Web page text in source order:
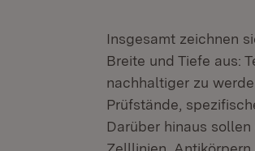
Insgesamt zeichnen
Breite und Tiefe aus:
nachhaltiger zu
Prüfstände,
Darüber hinaus